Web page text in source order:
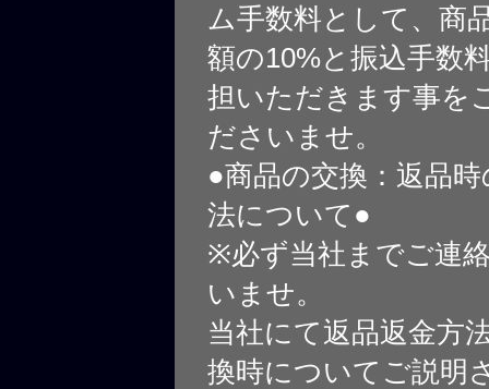
ム手数料として、商
額の10%と振込手数
担いただきます事を
ださいませ。
●商品の交換：返品
法について●
※必ず当社までご連
いませ。
当社にて返品返金方
換時についてご説明